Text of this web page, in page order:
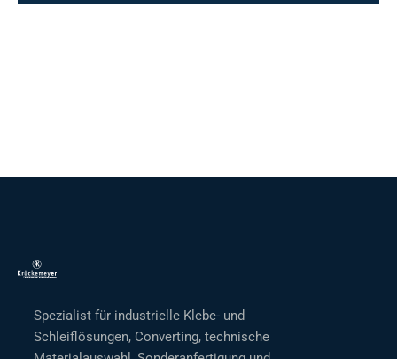
Spezialist für industrielle Klebe- und
Schleiflösungen, Converting, technische